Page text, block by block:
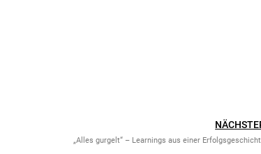
„Alles gurgelt“ – Learnings aus einer